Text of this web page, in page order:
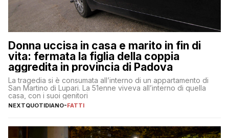
Donna uccisa in casa e marito in fin di
vita: fermata la figlia della coppia
aggredita in provincia di Padova
La tragedia si è consumata all’interno di un appartamento di
San Martino di Lupari. La 51enne viveva all’interno di quella
casa, con i suoi genitori
NEXTQUOTIDIANO-FATTI